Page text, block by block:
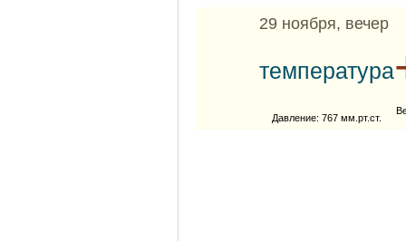
29 ноября, вечер
температура
Давление: 767 мм.рт.ст.